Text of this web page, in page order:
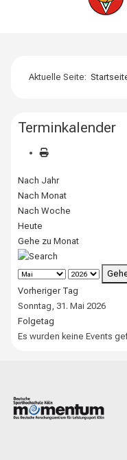
Aktuelle Seite:
Terminkalender
Nach Jahr
Nach Monat
Nach Woche
Heute
Gehe zu Monat
Vorheriger Tag
Sonntag, 31. Mai 2026
Folgetag
Es wurden keine Events